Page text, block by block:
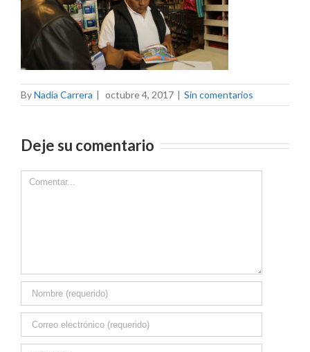
ByNadia Carrera | octubre 4, 2017 | Sin comentarios
Deje su comentario
Comment